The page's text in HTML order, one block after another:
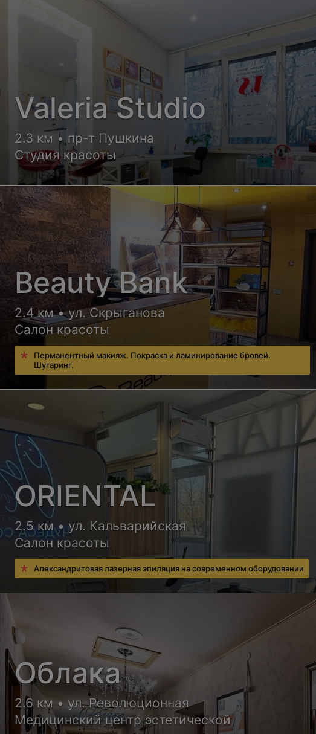
Valeria Studio
2.3 км • пр-т Пушкина
Студия красоты
Beauty Bank
2.4 км • ул. Скрыганова
Салон красоты
Перманентный макияж. Покраска и ламинирование бровей.
Шугаринг.
ORIENTAL
2.5 км • ул. Кальварийская
Салон красоты
Александритовая лазерная эпиляция на современном оборудовании
Облака
2.6 км • ул. Революционная
Медицинский центр эстетической